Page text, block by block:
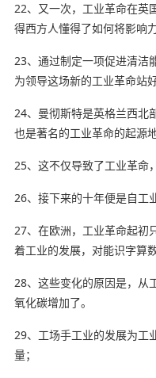
22、又一次，工业革命在英
得西方人懂得了如何将影响
23、通过制定一项促进清洁
为领导这场新的工业革命站好
24、曼彻斯特是英格兰西北
也是著名的工业革命的起源地
25、这不仅导致了工业革命
26、接下来的十年便是自工
27、在欧洲，工业革命起初
着工业的发展，对能识字算
28、这些变化的原因是，从
氧化碳增加了。
29、工场手工业的发展为工
量；